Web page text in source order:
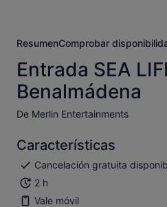
ResumenComprobar
Entrada SEA
Benalmádena
De Merlin Entertainments
Características
Cancelación gratuita
2 h
Vale móvil